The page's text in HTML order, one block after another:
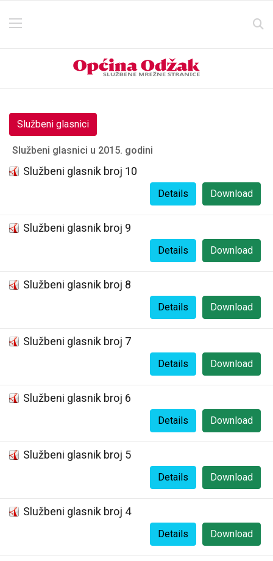
Službeni glasnici
Službeni glasnici u 2015. godini
Službeni glasnik broj 10
Download
Details
Službeni glasnik broj 9
Download
Details
Službeni glasnik broj 8
Download
Details
Službeni glasnik broj 7
Download
Details
Službeni glasnik broj 6
Download
Details
Službeni glasnik broj 5
Download
Details
Službeni glasnik broj 4
Download
Details